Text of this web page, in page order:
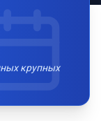
крупных